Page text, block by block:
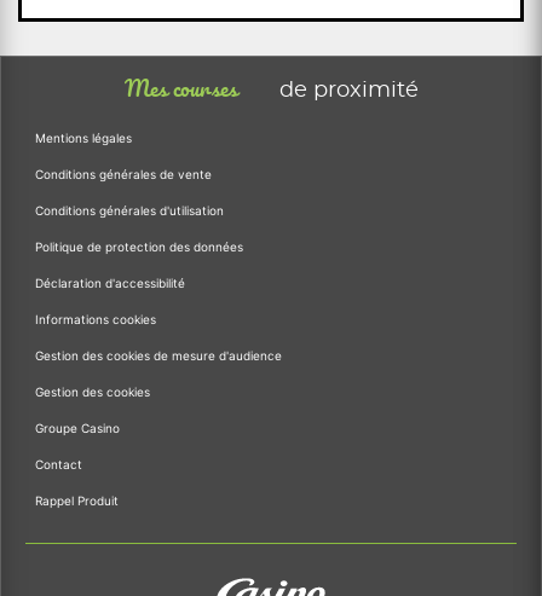
Mes courses de proximité
Mentions légales
Conditions générales de vente
Conditions générales d'utilisation
Politique de protection des données
Déclaration d'accessibilité
Informations cookies
Gestion des cookies de mesure d'audience
Gestion des cookies
Groupe Casino
Contact
Rappel Produit